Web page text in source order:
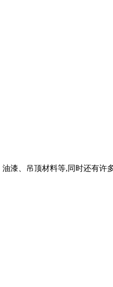
漆、吊顶材料等,同时还有许